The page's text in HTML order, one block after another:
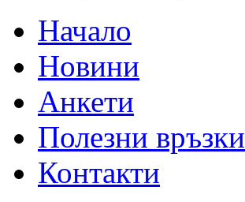
Начало
Новини
Анкети
Полезни връзки
Контакти